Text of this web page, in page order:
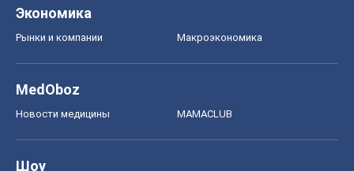
Экономика
Рынки и компании Mакроэкономика
MedOboz
Новости медицины MAMACLUB
Шоу